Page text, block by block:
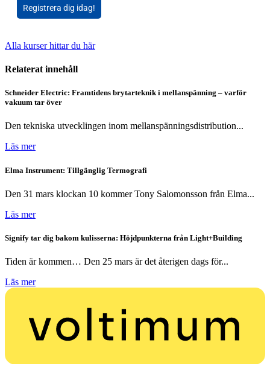
Registrera dig idag!
Alla kurser hittar du här
Relaterat innehåll
Schneider Electric: Framtidens brytarteknik i mellanspänning – varför
vakuum tar över
Den tekniska utvecklingen inom mellanspänningsdistribution...
Läs mer
Elma Instrument: Tillgänglig Termografi
Den 31 mars klockan 10 kommer Tony Salomonsson från Elma...
Läs mer
Signify tar dig bakom kulisserna: Höjdpunkterna från Light+Building
Tiden är kommen… Den 25 mars är det återigen dags för...
Läs mer